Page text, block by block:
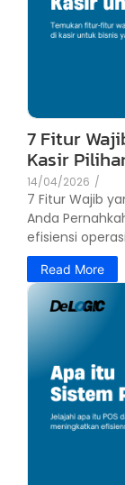
7 Fitur
Kasir
14/04/2026 /
7 Fitur Wajib
Anda
efisiensi
Read More